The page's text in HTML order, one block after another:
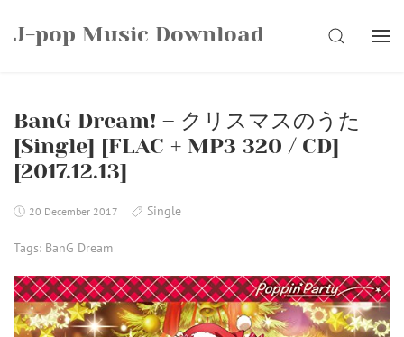
J-pop Music Download SEARCH
BanG Dream! – クリスマスのうた
[Single] [FLAC + MP3 320 / CD]
[2017.12.13]
20 December 2017 Single
Tags: BanG Dream